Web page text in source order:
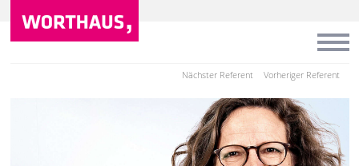
Vorheriger Referent
Nächster Referent